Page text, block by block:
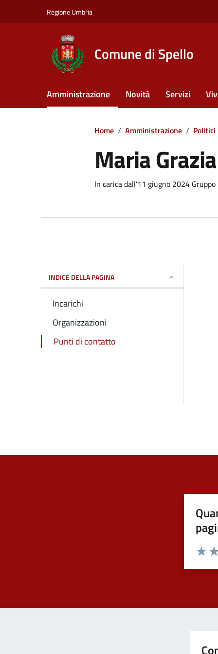
Regione Umbria
Comune di Spello
Amministrazione Novità Servizi
Home / Amministrazione / Politici
Maria
In carica dall’11 giugno 2024
INDICE DELLA PAGINA
Incarichi
Organizzazioni
Punti di contatto